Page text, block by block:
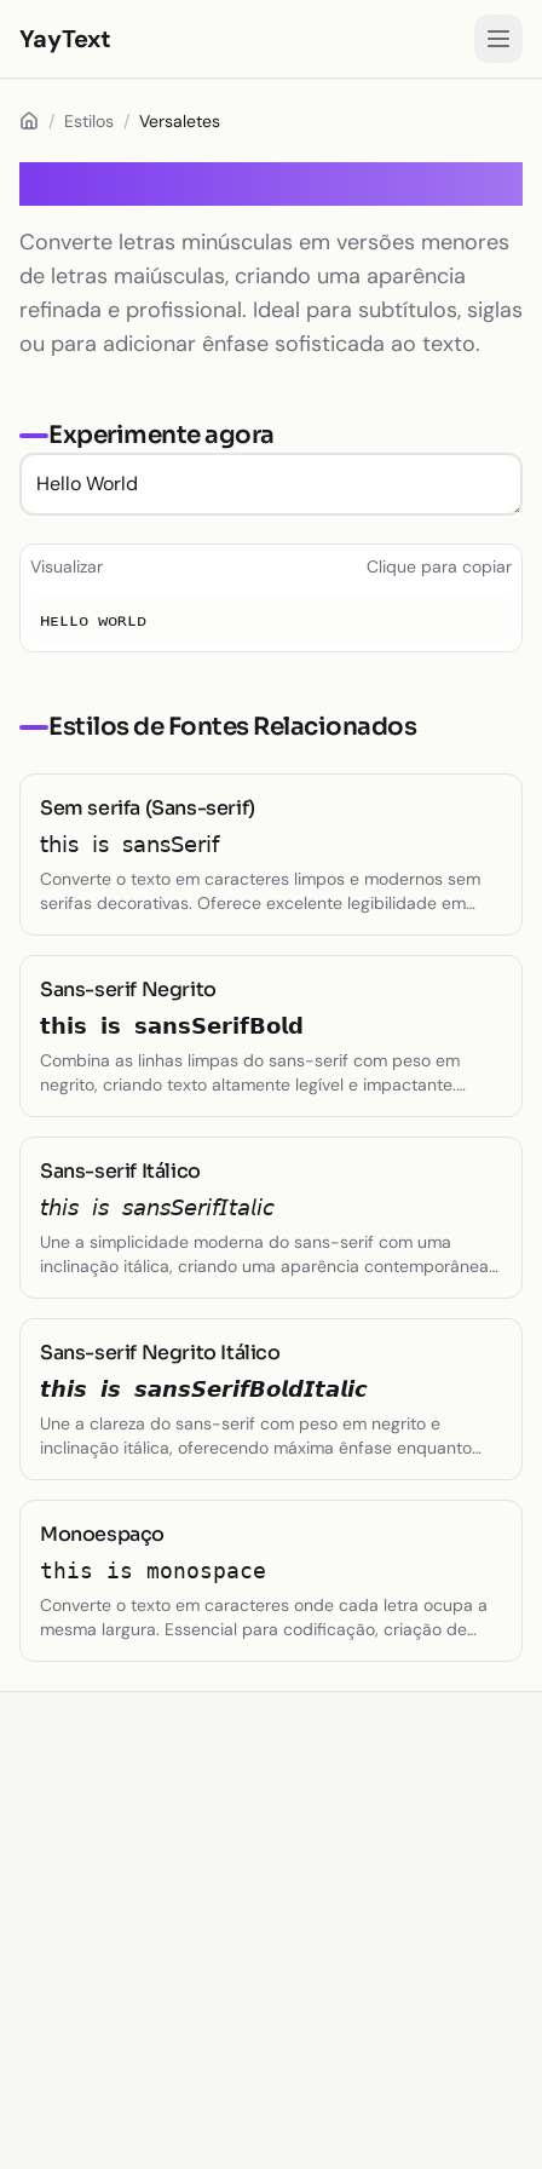
YayText
Estilos
Jogar🚀
Fontes para Instagram
Fontes para Facebook
Fontes para TikTok
Fontes para Twitter/X
Texto cursivo
Texto estético
Texto pequeno
Toggle theme
/ Estilos / Versaletes
Converte letras minúsculas em versões menores
de letras maiúsculas, criando uma aparência
refinada e profissional. Ideal para subtítulos, siglas
ou para adicionar ênfase sofisticada ao texto.
Experimente agora
Visualizar Clique para copiar
ʜᴇʟʟᴏ ᴡᴏʀʟᴅ
Estilos de Fontes Relacionados
Sem serifa (Sans-serif)
𝗍𝗁𝗂𝗌 𝗂𝗌 𝗌𝖺𝗇𝗌𝖲𝖾𝗋𝗂𝖿
Converte o texto em caracteres limpos e modernos sem
serifas decorativas. Oferece excelente legibilidade em
Sans-serif Negrito
𝘁𝗵𝗶𝘀 𝗶𝘀 𝘀𝗮𝗻𝘀𝗦𝗲𝗿𝗶𝗳𝗕𝗼𝗹𝗱
Combina as linhas limpas do sans-serif com peso em
negrito, criando texto altamente legível e impactante.
Sans-serif Itálico
𝘵𝘩𝘪𝘴 𝘪𝘴 𝘴𝘢𝘯𝘴𝘚𝘦𝘳𝘪𝘧𝘐𝘵𝘢𝘭𝘪𝘤
Une a simplicidade moderna do sans-serif com uma
inclinação itálica, criando uma aparência contemporânea
Sans-serif Negrito Itálico
𝙩𝙝𝙞𝙨 𝙞𝙨 𝙨𝙖𝙣𝙨𝙎𝙚𝙧𝙞𝙛𝘽𝙤𝙡𝙙𝙄𝙩𝙖𝙡𝙞𝙘
Une a clareza do sans-serif com peso em negrito e
inclinação itálica, oferecendo máxima ênfase enquanto
Monoespaço
𝚝𝚑𝚒𝚜 𝚒𝚜 𝚖𝚘𝚗𝚘𝚜𝚙𝚊𝚌𝚎
Converte o texto em caracteres onde cada letra ocupa a
mesma largura. Essencial para codificação, criação de